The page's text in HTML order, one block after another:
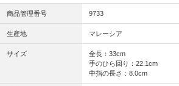
商品管理番号 9733
生産地 マレーシア
サイズ
全長：33cm
手のひら回り：22.1cm
中指の長さ：8.0cm